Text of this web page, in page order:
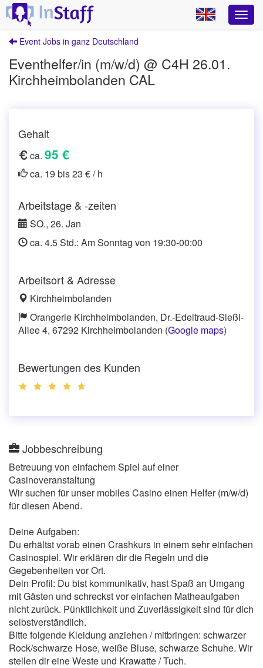
Event Jobs in ganz Deutschland
Eventhelfer/in (m/w/d) @ C4H 26.01.
Kirchheimbolanden CAL
Gehalt
ca. 95 €
ca. 19 bis 23 € / h
Arbeitstage & -zeiten
SO., 26. Jan
ca. 4.5 Std.: Am Sonntag von 19:30-00:00
Arbeitsort & Adresse
Kirchheimbolanden
Orangerie Kirchheimbolanden, Dr.-Edeltraud-Sießl-
Allee 4, 67292 Kirchheimbolanden (Google maps)
Bewertungen des Kunden
Jobbeschreibung
Betreuung von einfachem Spiel auf einer
Casinoveranstaltung
Wir suchen für unser mobiles Casino einen Helfer (m/w/d)
für diesen Abend.
Deine Aufgaben:
Du erhältst vorab einen Crashkurs in einem sehr einfachen
Casinospiel. Wir erklären dir die Regeln und die
Gegebenheiten vor Ort.
Dein Profil: Du bist kommunikativ, hast Spaß an Umgang
mit Gästen und schreckst vor einfachen Matheaufgaben
nicht zurück. Pünktlichkeit und Zuverlässigkeit sind für dich
selbstverständlich.
Bitte folgende Kleidung anziehen / mitbringen: schwarzer
Rock/schwarze Hose, weiße Bluse, schwarze Schuhe. Wir
stellen dir eine Weste und Krawatte / Tuch.